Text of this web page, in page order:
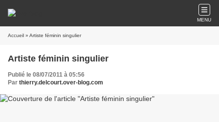
MENU
Accueil » Artiste féminin singulier
Artiste féminin singulier
Publié le 08/07/2011 à 05:56
Par thierry.delcourt.over-blog.com